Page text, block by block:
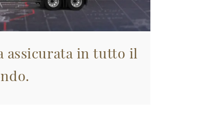
assicurata in tutto il